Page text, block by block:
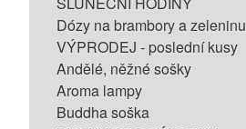
Dózy na brambory a zeleninu
VÝPRODEJ - poslední kusy
Andělé, něžné sošky
Aroma lampy
Buddha soška